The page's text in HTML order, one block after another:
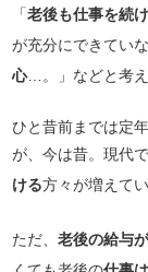
「老後も仕事を続
が充分にできてい
心…。」などと考え
ひと昔前までは定
が、今は昔。現代
ける方々が増えてい
ただ、老後の給与